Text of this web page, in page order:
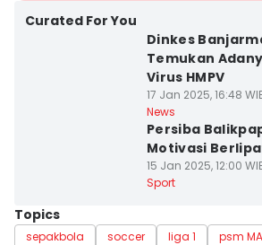
Curated For You
Dinkes
Temukan
Virus HMPV
17 Jan 2025, 16:48
News
Persiba
Motivasi
15 Jan 2025, 12:00
Sport
Topics
sepakbola soccer liga 1 psm